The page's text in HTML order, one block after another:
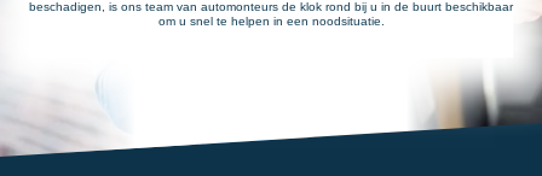
beschadigen, is ons team van automonteurs de klok rond bij u in de buurt beschikbaar
om u snel te helpen in een noodsituatie.